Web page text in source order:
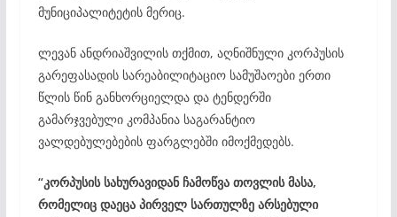
მუნიციპალიტეტის მერიც.
ლევან ანდრიაშვილის თქმით, აღნიშნული კორპუსის
გარეფასადის სარეაბილიტაციო სამუშაოები ერთი
წლის წინ განხორციელდა და ტენდერში
გამარჯვებული კომპანია საგარანტიო
ვალდებულებების ფარგლებში იმოქმედებს.
“კორპუსის სახურავიდან ჩამოწვა თოვლის მასა,
რომელიც დაეცა პირველ სართულზე არსებული